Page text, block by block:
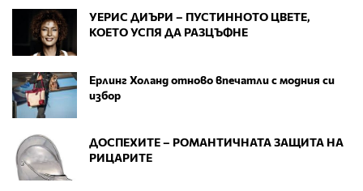
УЕРИС ДИЪРИ – ПУСТИННОТО ЦВЕТЕ,
КОЕТО УСПЯ ДА РАЗЦЪФНЕ
Ерлинг Холанд отново впечатли с модния си
избор
ДОСПЕХИТЕ – РОМАНТИЧНАТА ЗАЩИТА НА
РИЦАРИТЕ